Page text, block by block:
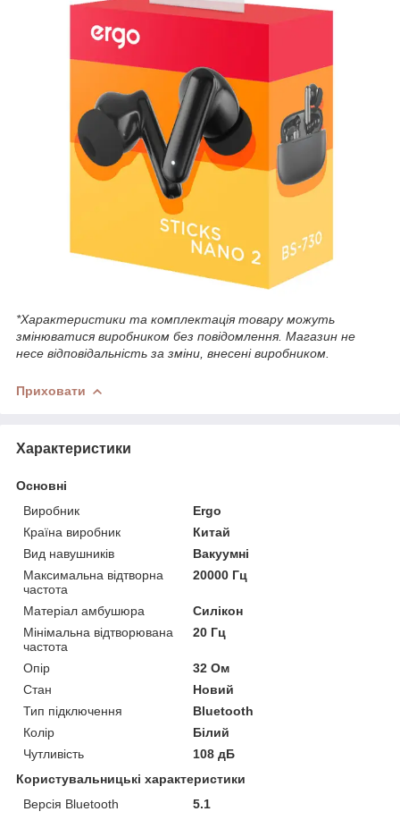
*Характеристики та комплектація товару можуть
змінюватися виробником без повідомлення. Магазин не
несе відповідальність за зміни, внесені виробником.
Приховати
Характеристики
Основні
Виробник
Ergo
Країна виробник
Китай
Вид навушників
Вакуумні
Максимальна відтворна
частота
20000 Гц
Матеріал амбушюра
Силікон
Мінімальна відтворювана
частота
20 Гц
Опір
32 Ом
Стан
Новий
Тип підключення
Bluetooth
Колір
Білий
Чутливість
108 дБ
Користувальницькі характеристики
Версія Bluetooth
5.1